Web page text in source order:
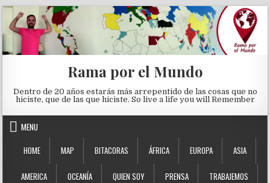
Skip to content
Rama por el Mundo
Dentro de 20 años estarás más arrepentido de las cosas que no
hiciste, que de las que hiciste. So live a life you will Remember
MENU
HOME
MAP BITACORAS ÁFRICA EUROPA ASIA
AMERICA OCEANÍA QUIEN SOY PRENSA TRABAJEMOS